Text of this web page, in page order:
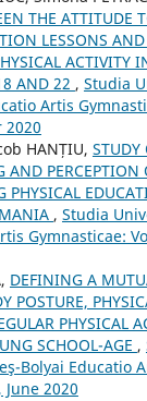
THE ATTITUDE
LESSONS
ACTIVITY
AND 22 , Studia
Artis
2020
HANȚIU, STUDY
AND PERCEPTION
PHYSICAL
, Studia
Gymnasticae:
DEFINING A
POSTURE,
PHYSICAL
SCHOOL-AGE ,
Bolyai Educatio
2020